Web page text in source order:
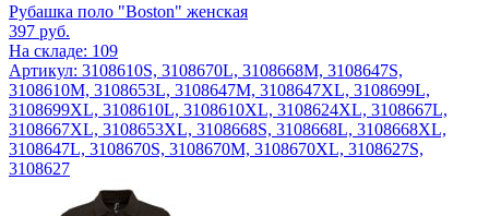
Рубашка поло "Boston" женская
397 руб.
На складе: 109
Артикул: 3108610S, 3108670L, 3108668M, 3108647S,
3108610M, 3108653L, 3108647M, 3108647XL, 3108699L,
3108699XL, 3108610L, 3108610XL, 3108624XL, 3108667L,
3108667XL, 3108653XL, 3108668S, 3108668L, 3108668XL,
3108647L, 3108670S, 3108670M, 3108670XL, 3108627S,
3108627